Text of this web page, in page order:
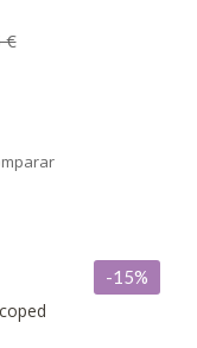
€
-15%